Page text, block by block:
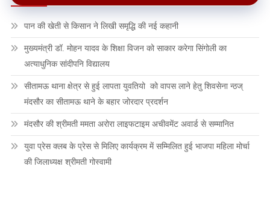
पान की खेती से किसान ने लिखी समृद्धि की नई कहानी
मुख्यमंत्री डॉ. मोहन यादव के शिक्षा विजन को साकार करेगा सिंगोली का
अत्याधुनिक सांदीपनि विद्यालय
सीतामऊ थाना क्षेत्र से हुई लापता युवतियो को वापस लाने हेतु शिवसेना न्ठज्
मंदसौर का सीतामऊ थाने के बहार जोरदार प्रदर्शन
मंदसौर की श्रीमती ममता अरोरा लाइफटाइम अचीवमेंट अवार्ड से सम्मानित
युवा प्रेस क्लब के प्रेस से मिलिए कार्यक्रम में सम्मिलित हुई भाजपा महिला मोर्चा
की जिलाध्यक्ष श्रीमती गोस्वामी